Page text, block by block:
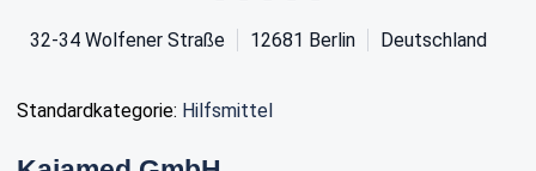
32-34 Wolfener Straße 12681 Berlin Deutschland
Standardkategorie: Hilfsmittel